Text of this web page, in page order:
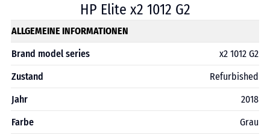
HP Elite x2 1012 G2
ALLGEMEINE INFORMATIONEN
Brand model series
x2 1012 G2
Zustand
Refurbished
Jahr
2018
Farbe
Grau